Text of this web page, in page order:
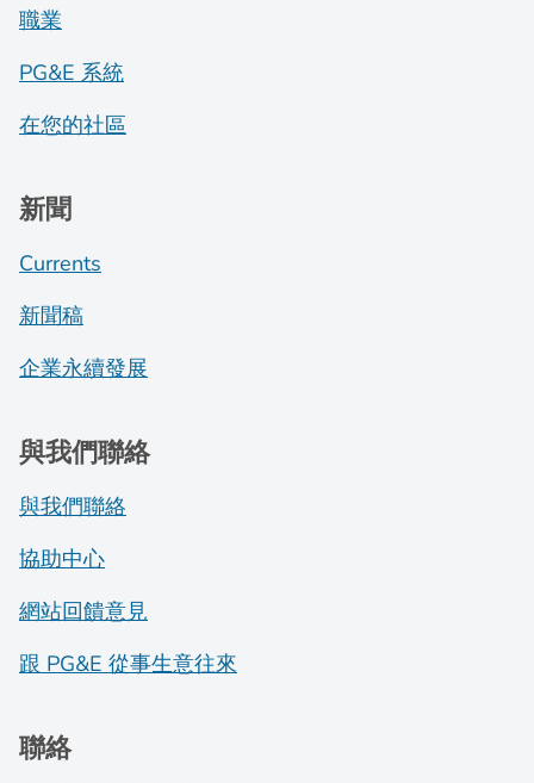
職業
PG&E 系統
在您的社區
新聞
Currents
新聞稿
企業永續發展
與我們聯絡
與我們聯絡
協助中心
網站回饋意見
跟 PG&E 從事生意往來
聯絡